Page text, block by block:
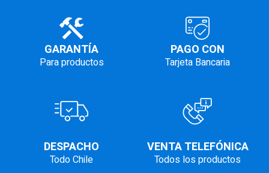
GARANTÍA
Para productos
PAGO CON
Tarjeta Bancaria
DESPACHO
Todo Chile
VENTA TELEFÓNICA
Todos los productos